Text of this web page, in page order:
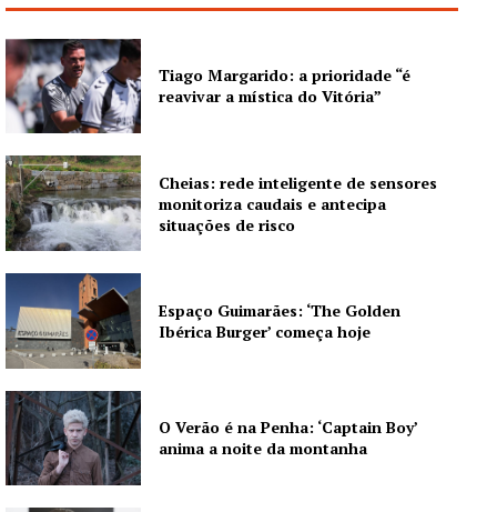
Tiago Margarido: a prioridade “é
reavivar a mística do Vitória”
Cheias: rede inteligente de sensores
monitoriza caudais e antecipa
situações de risco
Espaço Guimarães: ‘The Golden
Ibérica Burger’ começa hoje
O Verão é na Penha: ‘Captain Boy’
anima a noite da montanha